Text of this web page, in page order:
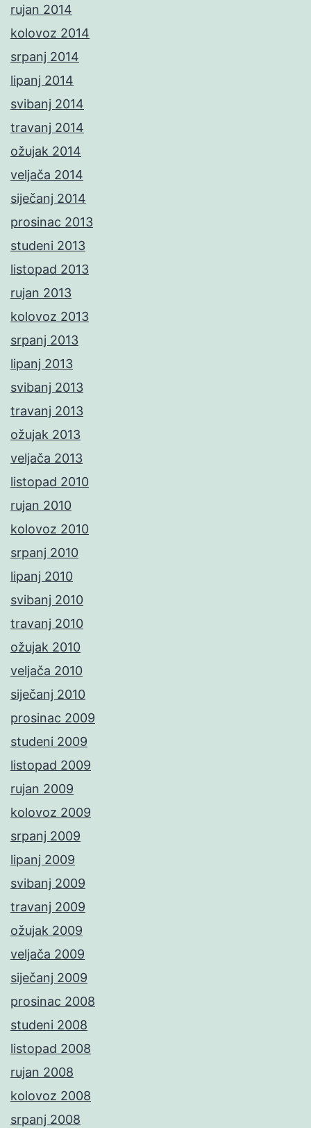
rujan 2014
kolovoz 2014
srpanj 2014
lipanj 2014
svibanj 2014
travanj 2014
ožujak 2014
veljača 2014
siječanj 2014
prosinac 2013
studeni 2013
listopad 2013
rujan 2013
kolovoz 2013
srpanj 2013
lipanj 2013
svibanj 2013
travanj 2013
ožujak 2013
veljača 2013
listopad 2010
rujan 2010
kolovoz 2010
srpanj 2010
lipanj 2010
svibanj 2010
travanj 2010
ožujak 2010
veljača 2010
siječanj 2010
prosinac 2009
studeni 2009
listopad 2009
rujan 2009
kolovoz 2009
srpanj 2009
lipanj 2009
svibanj 2009
travanj 2009
ožujak 2009
veljača 2009
siječanj 2009
prosinac 2008
studeni 2008
listopad 2008
rujan 2008
kolovoz 2008
srpanj 2008